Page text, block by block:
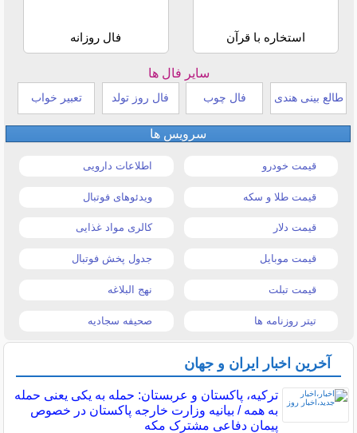
استخاره با قرآن فال روزانه
سایر فال ها
طالع بینی هندی فال چوب فال روز تولد تعبیر خواب
سرویس ها
قیمت خودرو اطلاعات دارویی
قیمت طلا و سکه ویدئوهای فوتبال
قیمت دلار کالری مواد غذایی
قیمت موبایل جدول پخش فوتبال
قیمت تبلت نهج البلاغه
تیتر روزنامه ها صحیفه سجادیه
آخرین اخبار ایران و جهان
ترکیه، پاکستان و عربستان: حمله به یکی یعنی حمله
به همه / بیانیه وزارت خارجه پاکستان در خصوص
پیمان دفاعی مشترک مکه